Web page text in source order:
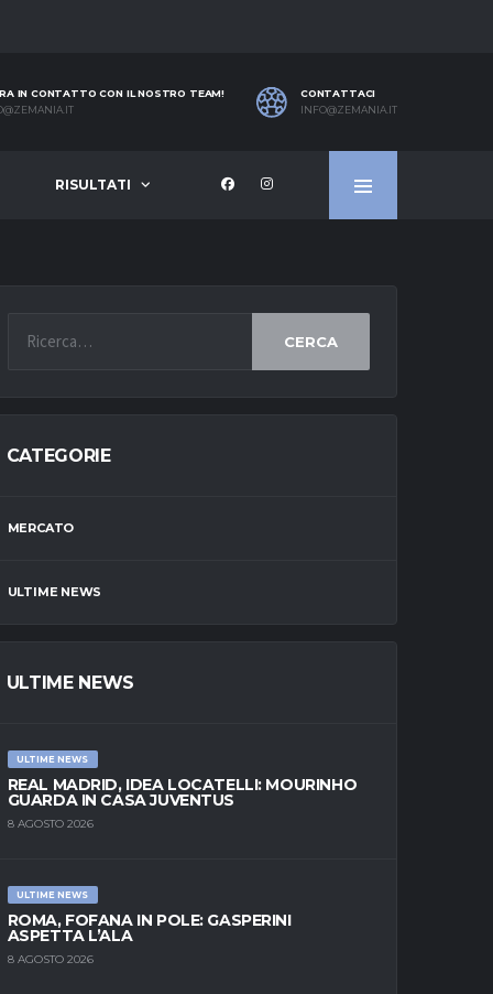
IN CONTATTO CON IL NOSTRO TEAM!
CONTATTACI
INFO@ZEMANIA.IT
RISULTATI
CERCA
CATEGORIE
MERCATO
ULTIME NEWS
ULTIME NEWS
ULTIME NEWS
REAL MADRID, IDEA LOCATELLI: MOURINHO
GUARDA IN CASA JUVENTUS
8 AGOSTO 2026
ULTIME NEWS
ROMA, FOFANA IN POLE: GASPERINI
ASPETTA L’ALA
8 AGOSTO 2026